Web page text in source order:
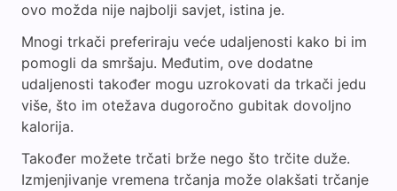
ovo možda nije najbolji savjet, istina je.
Mnogi trkači preferiraju veće udaljenosti kako bi im
pomogli da smršaju. Međutim, ove dodatne
udaljenosti također mogu uzrokovati da trkači jedu
više, što im otežava dugoročno gubitak dovoljno
kalorija.
Također možete trčati brže nego što trčite duže.
Izmjenjivanje vremena trčanja može olakšati trčanje